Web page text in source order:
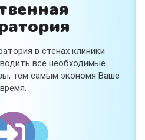
в стенах клиники
все необходимые
тем самым экономя Ваше
время.